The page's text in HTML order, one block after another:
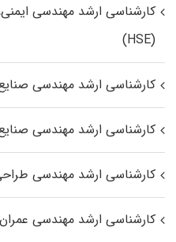
کارشناسی ارشد مهندسی
(HSE)
کارشناسی ارشد مهندسی
کارشناسی ارشد مهندسی
کارشناسی ارشد مهندسی
کارشناسی ارشد مهندسی عمران